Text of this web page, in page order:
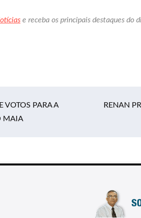
e receba os principais destaques do
VOTOS PARA A
MAIA
RENAN